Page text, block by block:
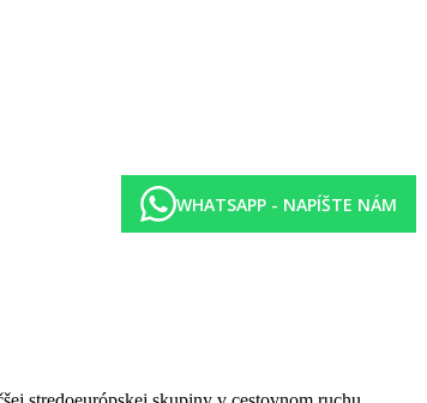
WHATSAPP - NAPÍŠTE NÁM